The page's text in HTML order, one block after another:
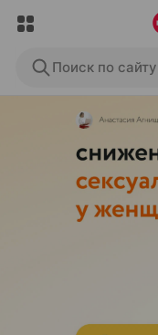
Поиск по сайту